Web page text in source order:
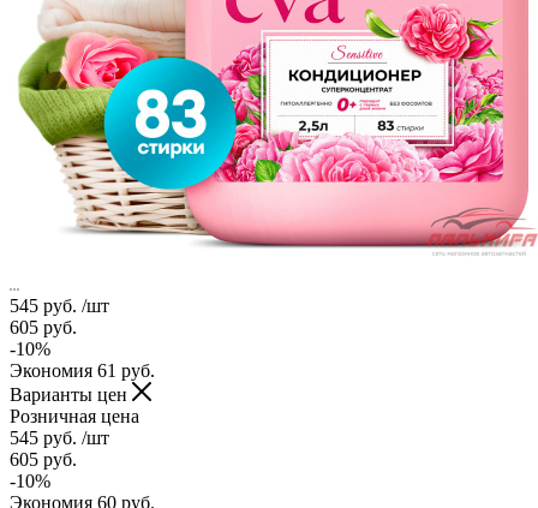
545 руб. /шт
605 руб.
-10%
Экономия 61 руб.
Варианты цен
Розничная цена
545 руб. /шт
605 руб.
-10%
Экономия 60 руб.